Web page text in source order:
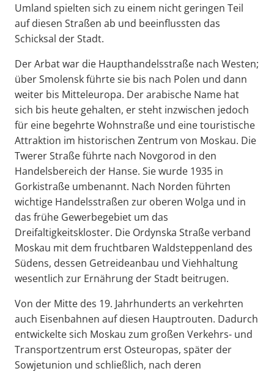
Umland spielten sich zu einem nicht geringen Teil
auf diesen Straßen ab und beeinflussten das
Schicksal der Stadt.
Der Arbat war die Haupthandelsstraße nach Westen;
über Smolensk führte sie bis nach Polen und dann
weiter bis Mitteleuropa. Der arabische Name hat
sich bis heute gehalten, er steht inzwischen jedoch
für eine begehrte Wohnstraße und eine touristische
Attraktion im historischen Zentrum von Moskau. Die
Twerer Straße führte nach Novgorod in den
Handelsbereich der Hanse. Sie wurde 1935 in
Gorkistraße umbenannt. Nach Norden führten
wichtige Handelsstraßen zur oberen Wolga und in
das frühe Gewerbegebiet um das
Dreifaltigkeitskloster. Die Ordynska Straße verband
Moskau mit dem fruchtbaren Waldsteppenland des
Südens, dessen Getreideanbau und Viehhaltung
wesentlich zur Ernährung der Stadt beitrugen.
Von der Mitte des 19. Jahrhunderts an verkehrten
auch Eisenbahnen auf diesen Hauptrouten. Dadurch
entwickelte sich Moskau zum großen Verkehrs- und
Transportzentrum erst Osteuropas, später der
Sowjetunion und schließlich, nach deren